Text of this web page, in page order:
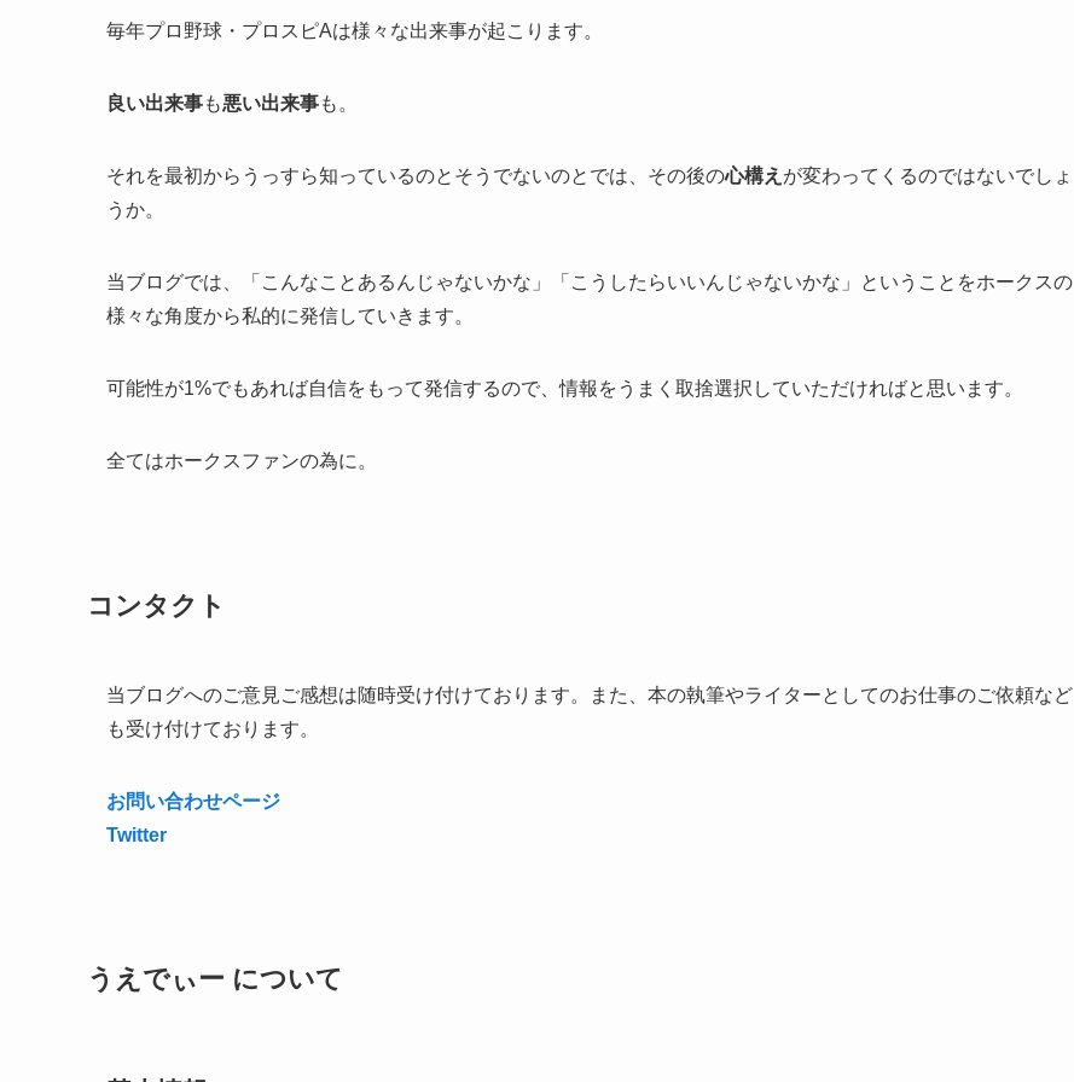
毎年プロ野球・プロスピAは様々な出来事が起こります。
良い出来事も悪い出来事も。
それを最初からうっすら知っているのとそうでないのとでは、その後の心構え が変わってくるのではないでしょ
うか。
当ブログでは、「こんなことあるんじゃないかな」「こうしたらいいんじゃないかな」ということをホークスの
様々な角度から私的に発信していきます。
可能性が1%でもあれば自信をもって発信するので、情報をうまく取捨選択していただければと思います。
全てはホークスファンの為に。
コンタクト
当ブログへのご意見ご感想は随時受け付けております。また、本の執筆やライターとしてのお仕事のご依頼など
も受け付けております。
お問い合わせページ
Twitter
うえでぃー について